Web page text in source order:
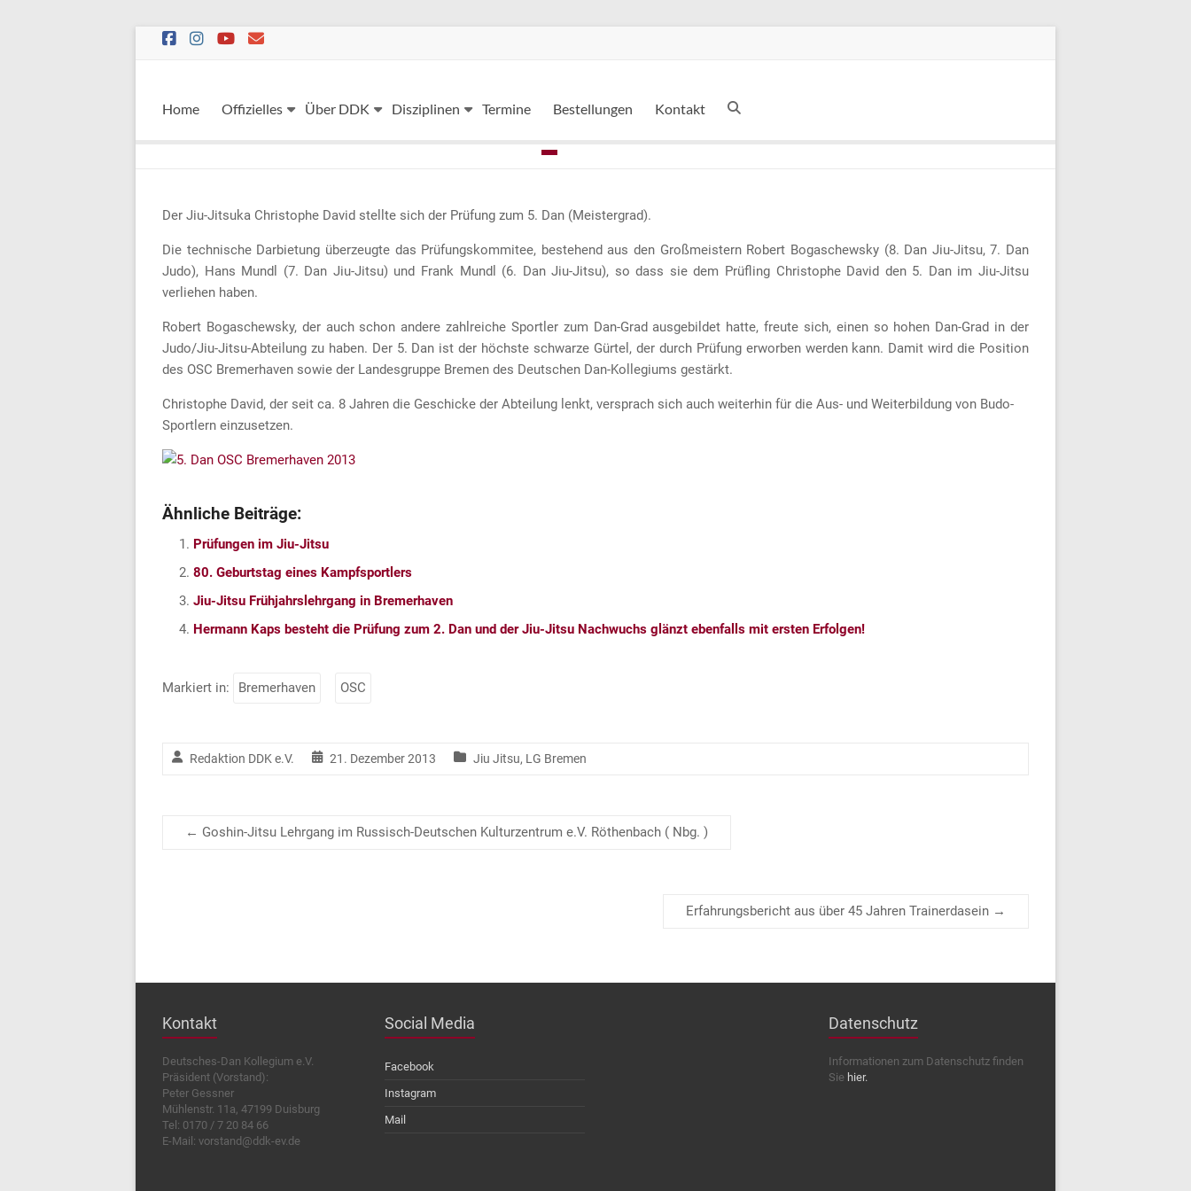
Home Offizielles Über DDK Disziplinen Termine Bestellungen Kontakt
Der Jiu-Jitsuka Christophe David stellte sich der Prüfung zum 5. Dan (Meistergrad).
Die technische Darbietung überzeugte das Prüfungskommitee, bestehend aus den Großmeistern Robert Bogaschewsky (8. Dan Jiu-Jitsu, 7. Dan
Judo), Hans Mundl (7. Dan Jiu-Jitsu) und Frank Mundl (6. Dan Jiu-Jitsu), so dass sie dem Prüfling Christophe David den 5. Dan im Jiu-Jitsu
verliehen haben.
Robert Bogaschewsky, der auch schon andere zahlreiche Sportler zum Dan-Grad ausgebildet hatte, freute sich, einen so hohen Dan-Grad in der
Judo/Jiu-Jitsu-Abteilung zu haben. Der 5. Dan ist der höchste schwarze Gürtel, der durch Prüfung erworben werden kann. Damit wird die Position
des OSC Bremerhaven sowie der Landesgruppe Bremen des Deutschen Dan-Kollegiums gestärkt.
Christophe David, der seit ca. 8 Jahren die Geschicke der Abteilung lenkt, versprach sich auch weiterhin für die Aus- und Weiterbildung von Budo-
Sportlern einzusetzen.
Ähnliche Beiträge:
Prüfungen im Jiu-Jitsu
80. Geburtstag eines Kampfsportlers
Jiu-Jitsu Frühjahrslehrgang in Bremerhaven
Hermann Kaps besteht die Prüfung zum 2. Dan und der Jiu-Jitsu Nachwuchs glänzt ebenfalls mit ersten Erfolgen!
Markiert in: Bremerhaven OSC
Redaktion DDK e.V. 21. Dezember 2013 Jiu Jitsu, LG Bremen
← Goshin-Jitsu Lehrgang im Russisch-Deutschen Kulturzentrum e.V. Röthenbach ( Nbg. )
Erfahrungsbericht aus über 45 Jahren Trainerdasein →
Kontakt
Deutsches-Dan Kollegium e.V.
Präsident (Vorstand):
Peter Gessner
Mühlenstr. 11a, 47199 Duisburg
Tel: 0170 / 7 20 84 66
E-Mail: vorstand@ddk-ev.de
Social Media
Facebook
Instagram
Mail
Datenschutz
Informationen zum Datenschutz finden
Sie hier.